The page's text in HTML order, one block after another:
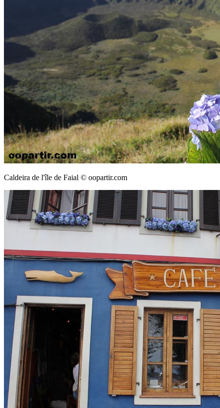
Caldeira de l'île de Faial © oopartir.com